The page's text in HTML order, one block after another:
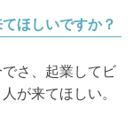
ほしいですか？
さ、起業してビ
が来てほしい。